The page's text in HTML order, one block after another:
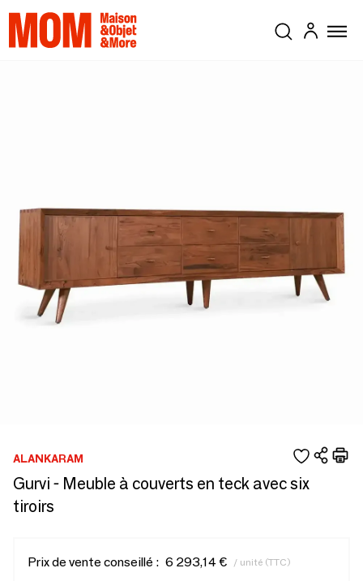
ALANKARAM
Gurvi - Meuble à couverts en teck avec six
tiroirs
Prix de vente conseillé : 6 293,14 € / unité (TTC)